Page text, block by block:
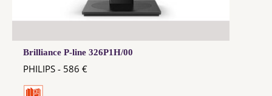
Brilliance P-line 326P1H/00
PHILIPS - 586 €